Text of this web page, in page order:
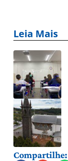
Leia Mais
Compartilhe: